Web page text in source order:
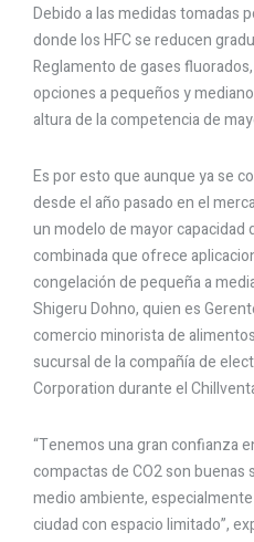
Debido a las medidas tomadas
donde los HFC se reducen
Reglamento de gases
opciones a pequeños y
altura de la competencia de
Es por esto que aunque ya se
desde el año pasado en el
un modelo de mayor capacidad
combinada que ofrece
congelación de pequeña a
Shigeru Dohno, quien es
comercio minorista de
sucursal de la compañía de
Corporation durante el
“Tenemos una gran confianza
compactas de CO2 son
medio ambiente,
ciudad con espacio limitado”,